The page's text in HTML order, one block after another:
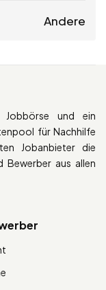
Andere
Jobbörse und ein
für Nachhilfe
Jobanbieter die
Bewerber aus allen